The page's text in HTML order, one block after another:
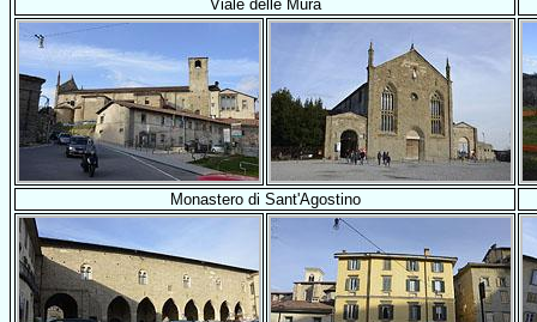
Viale delle Mura
Monastero di Sant'Agostino